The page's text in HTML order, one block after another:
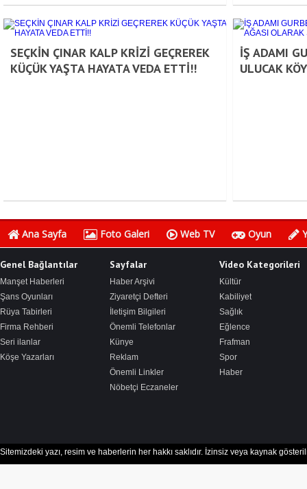
SEÇKİN ÇINAR KALP KRİZİ GEÇREREK
KÜÇÜK YAŞTA HAYATA VEDA ETTİ!!
İŞ ADAMI
ULUCAK
Ana Sayfa Foto Galeri Web TV Oyun
Genel Bağlantılar
Manşet Haberleri
Şans Oyunları
Rüya Tabirleri
Firma Rehberi
Seri ilanlar
Köşe Yazarları
Sayfalar
Haber Arşivi
Ziyaretçi Defteri
İletişim Bilgileri
Önemli Telefonlar
Künye
Reklam
Önemli Linkler
Nöbetçi Eczaneler
Video Kategorileri
Kültür
Kabiliyet
Sağlık
Eğlence
Frafman
Spor
Haber
Sitemizdeki yazı, resim ve haberlerin her hakkı saklıdır. İzinsiz veya kaynak